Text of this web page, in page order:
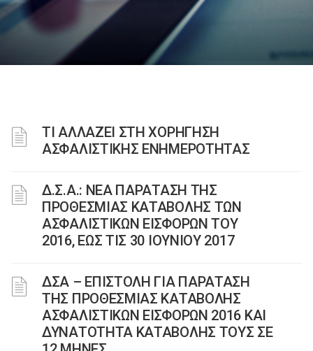
ΤΙ ΑΛΛΑΖΕΙ ΣΤΗ ΧΟΡΗΓΗΣΗ
ΑΣΦΑΛΙΣΤΙΚΗΣ ΕΝΗΜΕΡΟΤΗΤΑΣ
Δ.Σ.Α.: ΝΕΑ ΠΑΡΑΤΑΣΗ ΤΗΣ
ΠΡΟΘΕΣΜΙΑΣ ΚΑΤΑΒΟΛΗΣ ΤΩΝ
ΑΣΦΑΛΙΣΤΙΚΩΝ ΕΙΣΦΟΡΩΝ ΤΟΥ
2016, ΕΩΣ ΤΙΣ 30 ΙΟΥΝΙΟΥ 2017
ΔΣΑ – ΕΠΙΣΤΟΛΗ ΓΙΑ ΠΑΡΑΤΑΣΗ
ΤΗΣ ΠΡΟΘΕΣΜΙΑΣ ΚΑΤΑΒΟΛΗΣ
ΑΣΦΑΛΙΣΤΙΚΩΝ ΕΙΣΦΟΡΩΝ 2016 ΚΑΙ
ΔΥΝΑΤΟΤΗΤΑ ΚΑΤΑΒΟΛΗΣ ΤΟΥΣ ΣΕ